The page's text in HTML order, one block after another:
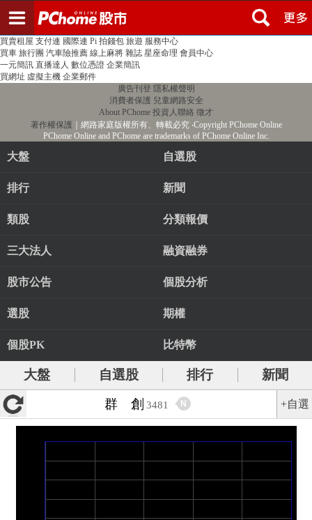
PChome首頁 線上購物 24h購物 書店
買賣租屋 支付連 國際連 Pi 拍錢包 旅遊 服務中心
買車 旅行團 汽車險推薦 線上麻將 雜誌 星座命理 會員中心
一元簡訊 直播達人 數位憑證 企業簡訊
買網址 虛擬主機 企業郵件
廣告刊登 隱私權聲明
消費者保護 兒童網路安全
About PChome 投資人聯絡 徵才
著作權保護 ｜網路家庭版權所有、轉載必究‧Copyright PChome Online
PChome Online and PChome are trademarks of PChome Online Inc.
大盤 自選股
排行 新聞
類股 分類報價
三大法人 融資融券
股市公告 個股分析
選股 期權
個股PK 比特幣
大盤 自選股 排行
新聞
群 創 3481 N +自選